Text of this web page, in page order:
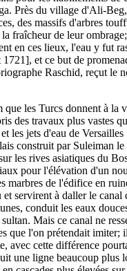
Près du village d'Ali-
des massifs d'arbres
fraîcheur de leur
en ces lieux, l'eau y fut
et ce but de
Raschid, reçut le
les Turcs donnent à la
des travaux plus vastes
les jets d'eau de
construit par Suleiman
les rives asiatiques du
pour l'élévation d'un
marbres de l'édifice en
et servirent à daller le
conduit les eaux
Mais ce canal ne
que l'on prétendait imiter;
avec cette différence
une ligne beaucoup plus